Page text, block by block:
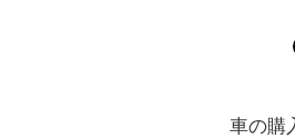
車の購